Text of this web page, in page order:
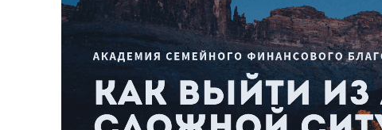
Тест эмоционального
выгорания
Онлайн диагностика синдрома
эмоционального выгорания